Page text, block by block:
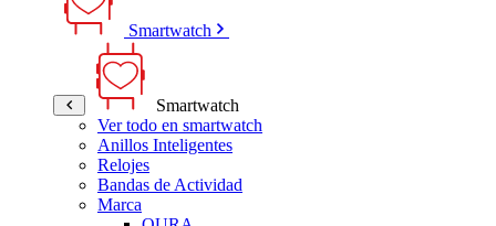
Smartwatch
Smartwatch
Ver todo en smartwatch
Anillos Inteligentes
Relojes
Bandas de Actividad
Marca